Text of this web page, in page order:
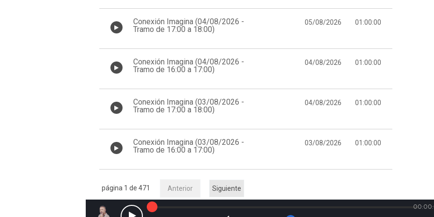
Conexión Imagina (04/08/2026 -
Tramo de 17:00 a 18:00)
05/08/2026 01:00:00
Conexión Imagina (04/08/2026 -
Tramo de 16:00 a 17:00)
04/08/2026 01:00:00
Conexión Imagina (03/08/2026 -
Tramo de 17:00 a 18:00)
04/08/2026 01:00:00
Conexión Imagina (03/08/2026 -
Tramo de 16:00 a 17:00)
03/08/2026 01:00:00
Anterior Siguiente
página 1 de 471